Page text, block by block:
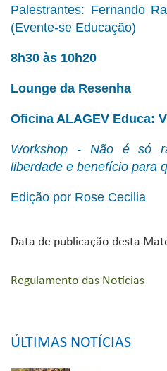
Palestrantes: Fernando
(Evente-se Educação)
8h30 às 10h20
Lounge da Resenha
Oficina ALAGEV Educa:
Workshop - Não é só
liberdade e benefício para
Edição por Rose Cecilia
Data de publicação desta
Regulamento das Notícias
ÚLTIMAS NOTÍCIAS